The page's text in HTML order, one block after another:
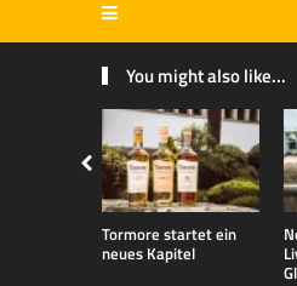
You might also like...
Tormore startet ein
neues Kapitel